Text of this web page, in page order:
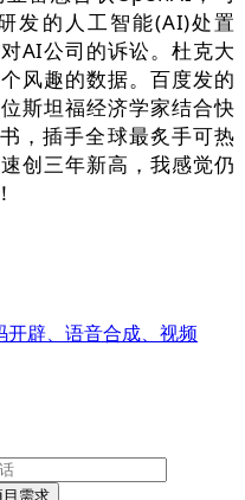
发的人工智能(AI)处置
AI公司的诉讼。杜克大
风趣的数据。百度发的
斯坦福经济学家结合快
，插手全球最炙手可热
创三年新高，我感觉仍
开辟、语音合成、视频